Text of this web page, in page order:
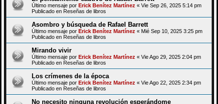
Último mensaje por Erick Benítez Martínez « Vie Sep 26, 2025 5:14 pm
Publicado en Reseñas de libros
Asombro y búsqueda de Rafael Barrett
Último mensaje por Erick Benítez Martínez « Mié Sep 10, 2025 3:25 pm
Publicado en Reseñas de libros
Mirando vivir
Último mensaje por Erick Benítez Martínez « Vie Ago 29, 2025 2:04 pm
Publicado en Reseñas de libros
Los crímenes de la época
Último mensaje por Erick Benítez Martínez « Vie Ago 22, 2025 2:34 pm
Publicado en Reseñas de libros
No necesito ninguna revolución esperándome